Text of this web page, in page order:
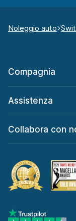
Noleggio auto
Compagnia
Assistenza
Collabora con